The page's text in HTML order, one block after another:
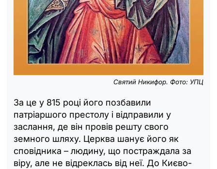
Святий Никифор. Фото: УПЦ
За це у 815 році його позбавили
патріаршого престолу і відправили у
заслання, де він провів решту свого
земного шляху. Церква шанує його як
сповідника – людину, що постраждала за
віру, але не відреклась від неї. До Києво-